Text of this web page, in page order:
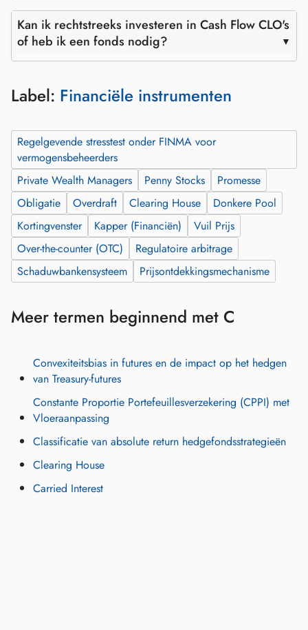
Kan ik rechtstreeks investeren in Cash Flow CLO's
of heb ik een fonds nodig?
Label: Financiële instrumenten
Regelgevende stresstest onder FINMA voor
vermogensbeheerders
Private Wealth Managers
Penny Stocks
Promesse
Obligatie
Overdraft Clearing House
Donkere Pool
Kortingvenster
Kapper (Financiën)
Vuil Prijs
Over-the-counter (OTC)
Regulatoire arbitrage
Schaduwbankensysteem
Prijsontdekkingsmechanisme
Meer termen beginnend met C
Convexiteitsbias in futures en de impact op het hedgen
van Treasury-futures
Constante Proportie Portefeuillesverzekering (CPPI) met
Vloeraanpassing
Classificatie van absolute return hedgefondsstrategieën
Clearing House
Carried Interest